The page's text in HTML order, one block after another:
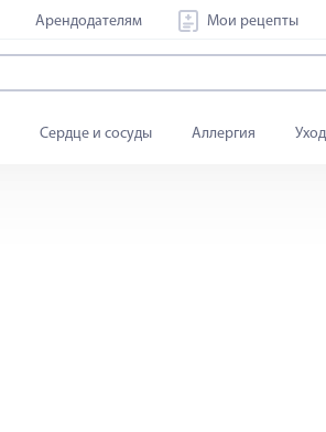
Арендодателям Мои рецепты
Сердце и сосуды Аллергия